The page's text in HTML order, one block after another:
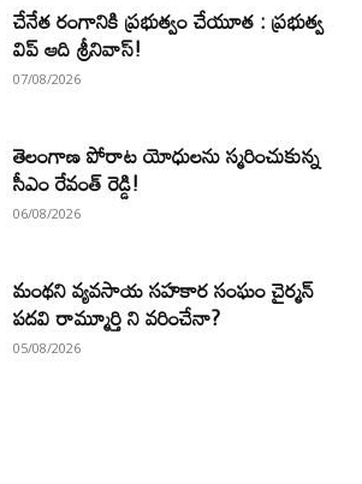
చేనేత రంగానికి ప్రభుత్వం చేయూత : ప్రభుత్వ
విప్ ఆది శ్రీనివాస్!
07/08/2026
తెలంగాణ పోరాట యోధులను స్మరించుకున్న
సీఎం రేవంత్ రెడ్డి!
06/08/2026
మంథని వ్యవసాయ సహకార సంఘం చైర్మన్
పదవి రామ్మూర్తి ని వరించేనా?
05/08/2026